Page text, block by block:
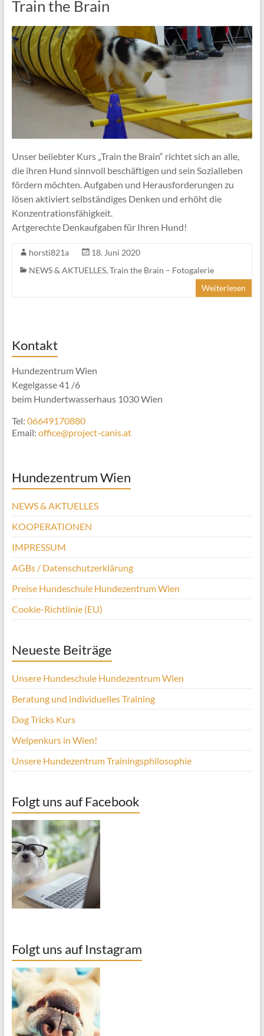
Train the Brain
Unser beliebter Kurs „Train the Brain“ richtet sich an alle,
die ihren Hund sinnvoll beschäftigen und sein Sozialleben
fördern möchten. Aufgaben und Herausforderungen zu
lösen aktiviert selbständiges Denken und erhöht die
Konzentrationsfähigkeit.
Artgerechte Denkaufgaben für Ihren Hund!
horsti821a
18. Juni 2020
NEWS & AKTUELLES, Train the Brain – Fotogalerie
Weiterlesen
Kontakt
Hundezentrum Wien
Kegelgasse 41 /6
beim Hundertwasserhaus 1030 Wien
Tel: 06649170880
Email: office@project-canis.at
Hundezentrum Wien
NEWS & AKTUELLES
KOOPERATIONEN
IMPRESSUM
AGBs / Datenschutzerklärung
Preise Hundeschule Hundezentrum Wien
Cookie-Richtlinie (EU)
Neueste Beiträge
Unsere Hundeschule Hundezentrum Wien
Beratung und individuelles Training
Dog Tricks Kurs
Welpenkurs in Wien!
Unsere Hundezentrum Trainingsphilosophie
Folgt uns auf Facebook
Folgt uns auf Instagram